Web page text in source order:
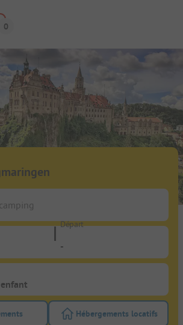
Départ
-
le bouton de filtre emplacements pour
Activez le bouton
Hébergements locatifs